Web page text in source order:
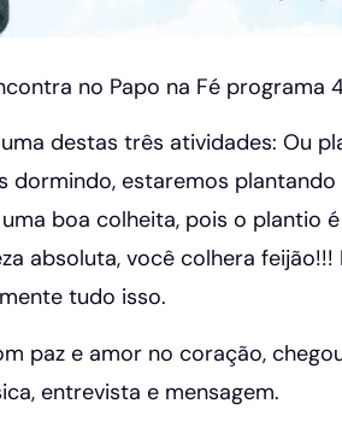
no Papo na Fé programa
destas três atividades: Ou
dormindo, estaremos
boa colheita, pois o plantio
absoluta, você colhera feijão!!!
tudo isso.
paz e amor no coração,
entrevista e mensagem.